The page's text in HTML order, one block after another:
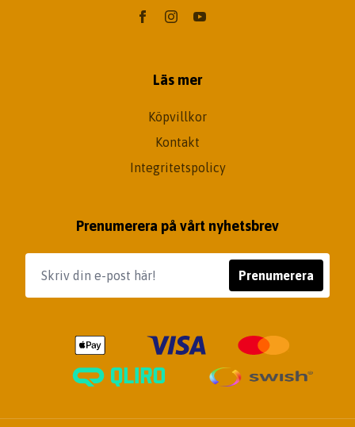
Läs mer
Köpvillkor
Kontakt
Integritetspolicy
Prenumerera på vårt nyhetsbrev
Prenumerera